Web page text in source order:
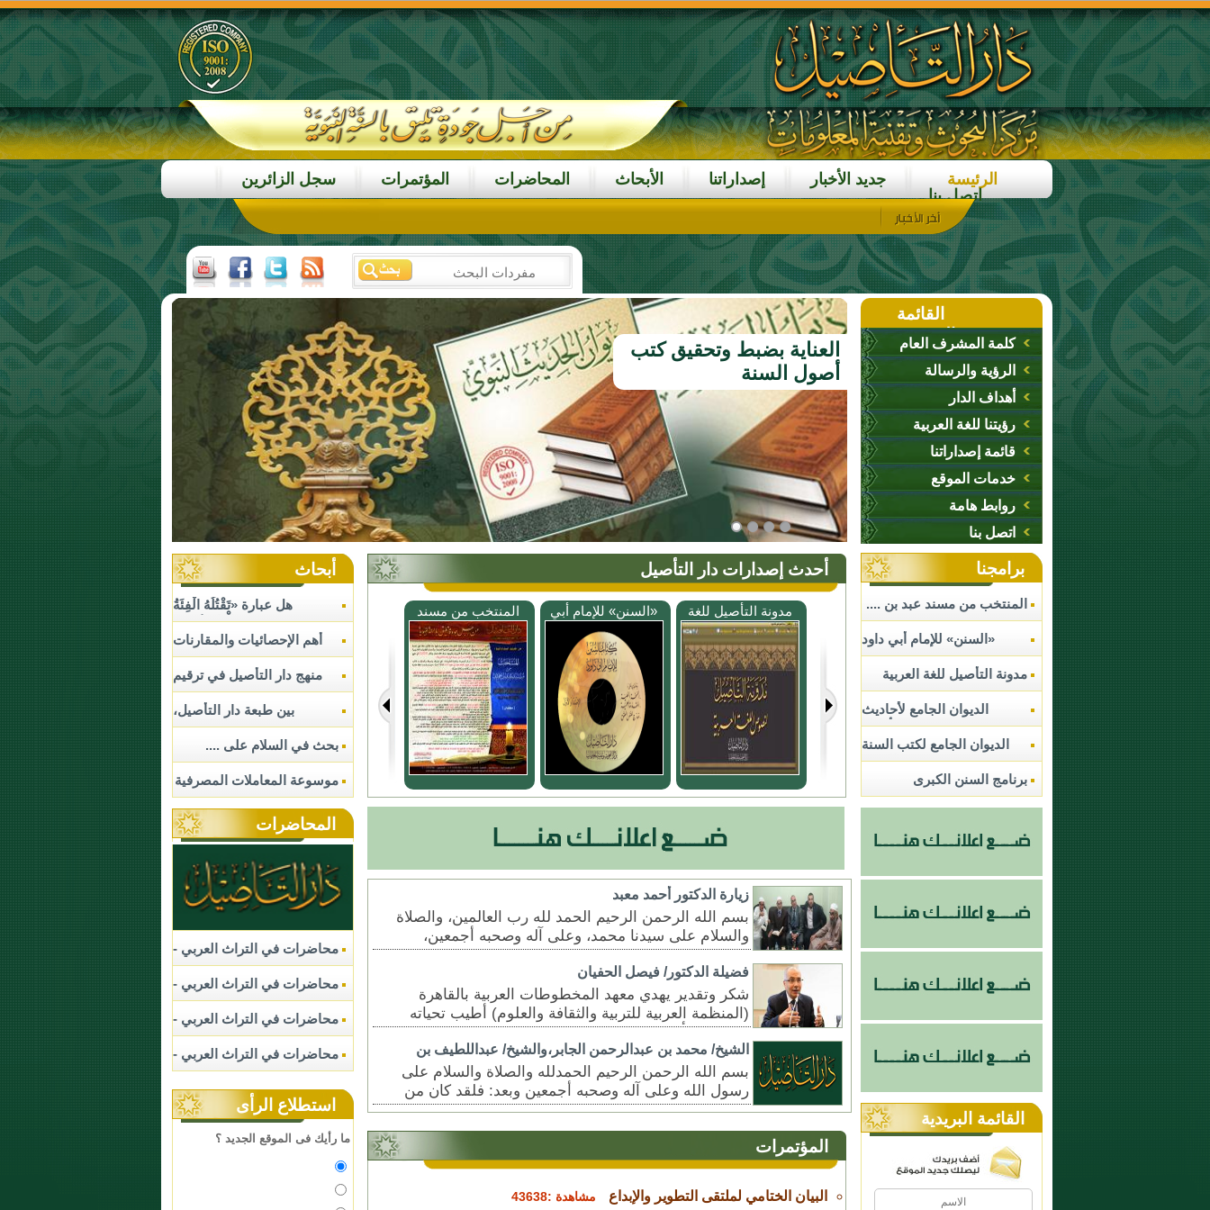
الرئيسة جديد الأخبار إصداراتنا الأبحاث المحاضرات المؤتمرات
سجل الزائرين
اتصل بنا
العناية بضبط وتحقيق كتب
أصول السنة
أبحاث
هل عبارة «تَقْتُلُهُ الْفِئَةُ
الْبَاغِيَةُ» ....
أهم الإحصائيات والمقارنات
العلمية في ....
منهج دار التأصيل في ترقيم
....
بين طبعة دار التأصيل،
والطبعة ....
بحث في السلام على ....
موسوعة المعاملات المصرفية
المحاضرات
محاضرات في التراث العربي -
....
محاضرات في التراث العربي -
....
محاضرات في التراث العربي -
....
محاضرات في التراث العربي -
....
استطلاع الرأى
ما رأيك فى الموقع الجديد ؟
أحدث إصدارات دار التأصيل
المنتخب من مسند
عبد ....
«السنن» للإمام أبي
مدونة التأصيل للغة
العربية
زيارة الدكتور أحمد معبد
بسم الله الرحمن الرحيم الحمد لله رب العالمين، والصلاة
والسلام على سيدنا محمد، وعلى آله وصحبه أجمعين،
وبعد. ففي هذا اليوم الميمون؛ ....
فضيلة الدكتور/ فيصل الحفيان
شكر وتقدير يهدي معهد المخطوطات العربية بالقاهرة
(المنظمة العربية للتربية والثقافة والعلوم) أطيب تحياته
إلى دار التأصيل للبحث والترجمة والنشر والتوزيع، ....
الشيخ/ محمد بن عبدالرحمن الجابر،والشيخ/ عبداللطيف بن
سعد المزيد
بسم الله الرحمن الرحيم الحمدلله والصلاة والسلام على
رسول الله وعلى آله وصحبه أجمعين وبعد: فلقد كان من
توفيق الله تعالى لنا ....
المؤتمرات
البيان الختامي لملتقى التطوير والإبداع مشاهدة :43638
القائمة
الرئيسية
كلمة المشرف العام
الرؤية والرسالة
أهداف الدار
رؤيتنا للغة العربية
قائمة إصداراتنا
خدمات الموقع
روابط هامة
اتصل بنا
برامجنا
المنتخب من مسند عبد بن ....
«السنن» للإمام أبي داود
السجستاني ....
مدونة التأصيل للغة العربية
الديوان الجامع لأحاديث
الأحكام
الديوان الجامع لكتب السنة
النبوية
برنامج السنن الكبرى
القائمة البريدية